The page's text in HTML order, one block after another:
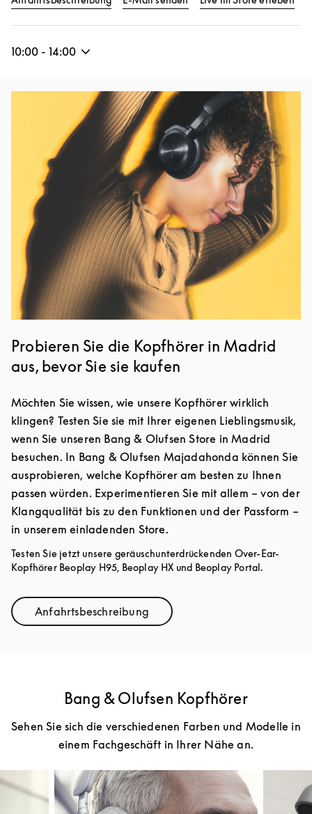
10:00 - 14:00
Probieren Sie die Kopfhörer in Madrid
aus, bevor Sie sie kaufen
Möchten Sie wissen, wie unsere Kopfhörer wirklich
klingen? Testen Sie sie mit Ihrer eigenen Lieblingsmusik,
wenn Sie unseren Bang & Olufsen Store in Madrid
besuchen. In Bang & Olufsen Majadahonda können Sie
ausprobieren, welche Kopfhörer am besten zu Ihnen
passen würden. Experimentieren Sie mit allem – von der
Klangqualität bis zu den Funktionen und der Passform –
in unserem einladenden Store.
Testen Sie jetzt unsere geräuschunterdrückenden Over-Ear-
Kopfhörer Beoplay H95, Beoplay HX und Beoplay Portal.
AnfahrtsbeschreibungLink Opens in New Tab
Bang & Olufsen Kopfhörer
Sehen Sie sich die verschiedenen Farben und Modelle in
einem Fachgeschäft in Ihrer Nähe an.